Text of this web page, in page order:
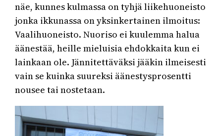
näe, kunnes kulmassa on tyhjä liikehuoneisto
jonka ikkunassa on yksinkertainen ilmoitus:
Vaalihuoneisto. Nuoriso ei kuulemma halua
äänestää, heille mieluisia ehdokkaita kun ei
lainkaan ole. Jännitettäväksi jääkin ilmeisesti
vain se kuinka suureksi äänestysprosentti
nousee tai nostetaan.